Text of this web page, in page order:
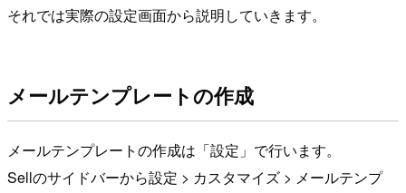
それでは実際の設定画面から説明していきます。
メールテンプレートの作成
メールテンプレートの作成は「設定」で行います。
Sellのサイドバーから設定 > カスタマイズ > メールテンプ